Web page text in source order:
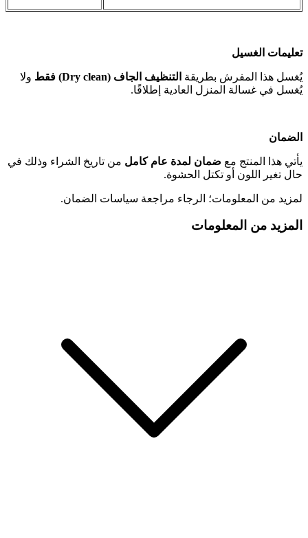
تعليمات الغسيل
يُغسل هذا المفرش بطريقة التنظيف الجاف (Dry clean) فقط
ولا
يُغسل في غسالة المنزل العادية إطلاقًا.
الضمان
يأتي هذا المنتج مع ضمان لمدة عام كامل من تاريخ الشراء وذلك في
حال تغير اللون أو تكتل الحشوة.
لمزيد من المعلومات؛ الرجاء مراجعة سياسات الضمان.
المزيد من المعلومات